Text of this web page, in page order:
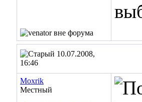
10.07.2008,
16:46
Moxrik
Местный